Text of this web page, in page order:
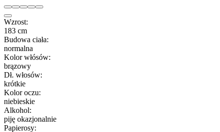
Wzrost:
183 cm
Budowa ciała:
normalna
Kolor włósów:
brązowy
Dł. włosów:
krótkie
Kolor oczu:
niebieskie
Alkohol:
piję okazjonalnie
Papierosy: